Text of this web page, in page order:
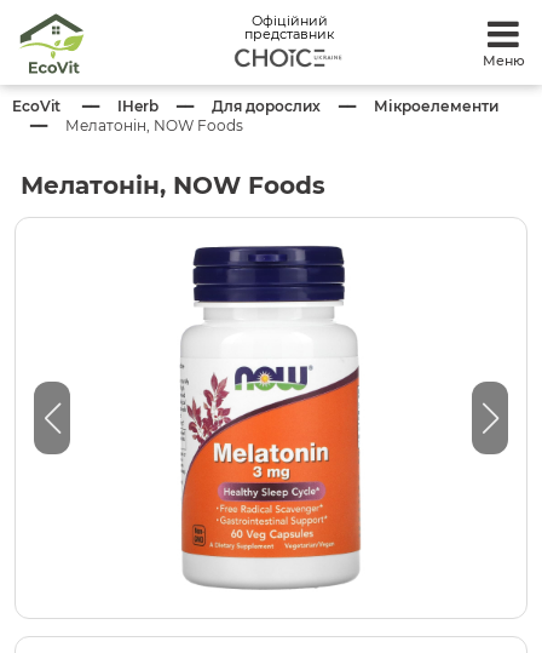
Офіційний
представник
Меню
EcoVit IHerb Для дорослих
Мікроелементи
Мелатонін, NOW Foods
Мелатонін, NOW Foods